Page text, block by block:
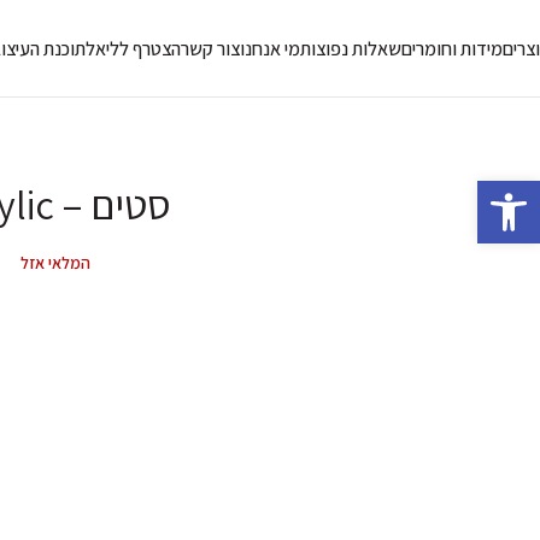
פתח סרגל נגישות
מידות וחומריםשאלות נפוצותמי אנחנוצור קשרהצטרף לליאלתוכנת
Acrylic – סטים
המלאי אזל